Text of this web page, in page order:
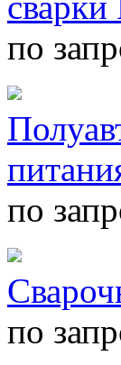
по
по
по